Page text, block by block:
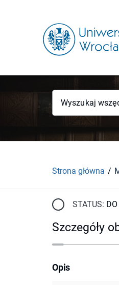
Wyszukaj
Strona główna
STATUS:
Szczegóły
Opis